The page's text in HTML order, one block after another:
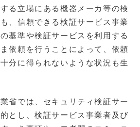
る立場にある機器メーカ等の検
、信頼できる検証サービス事業
基準や検証サービスを利用する
依頼を行うことによって、依頼
分に得られないような状況も生
省では、セキュリティ検証サー
とし、検証サービス事業者及び